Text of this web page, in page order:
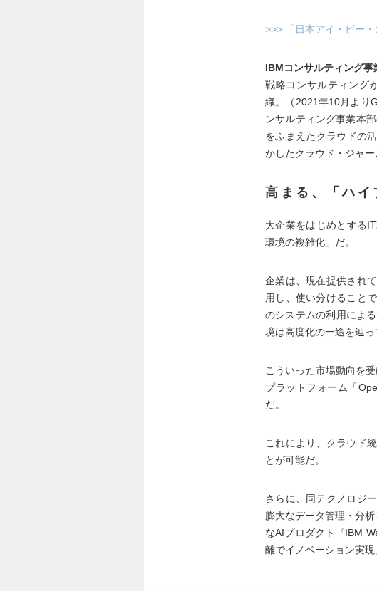
>>> 「日本アイ・ビー
IBMコンサルティング事
戦略コンサルティング
織。（2021年10月より
ンサルティング事業本
をふまえたクラウドの
かしたクラウド・ジャー
高まる、「ハ
大企業をはじめとする
環境の複雑化」だ。
企業は、現在提供され
用し、使い分けること
のシステムの利用によ
境は高度化の一途を辿っ
こういった市場動向を
プラットフォーム「
だ。
これにより、クラウド
とが可能だ。
さらに、同テクノロジ
膨大なデータ管理・分
なAIプロダクト『IBM
離でイノベーション実現